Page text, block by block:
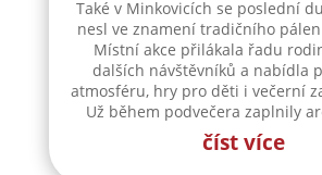
Také v Minkovicích se poslední
nesl ve znamení tradičního
Místní akce přilákala řadu
dalších návštěvníků a nabídla
atmosféru, hry pro děti i večerní
Už během podvečera zaplnily
číst více